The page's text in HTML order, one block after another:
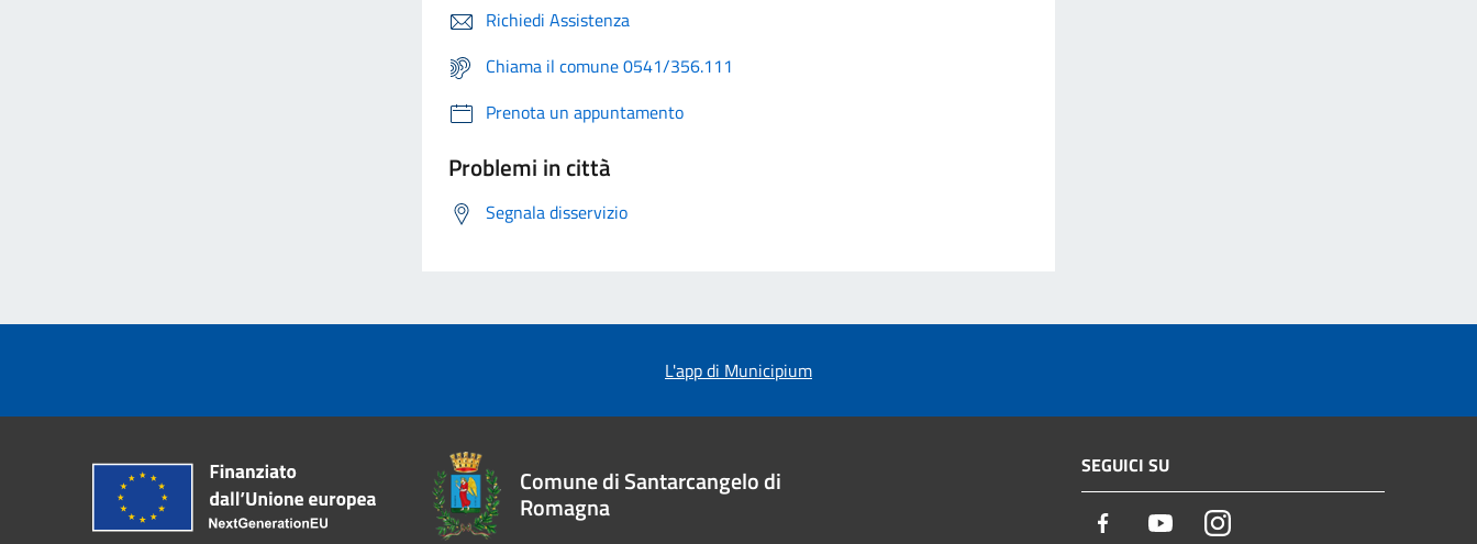
Richiedi Assistenza
Chiama il comune 0541/356.111
Prenota un appuntamento
Problemi in città
Segnala disservizio
L'app di Municipium
Comune di Santarcangelo di
Romagna
SEGUICI SU
Facebook YoutubeInstagram